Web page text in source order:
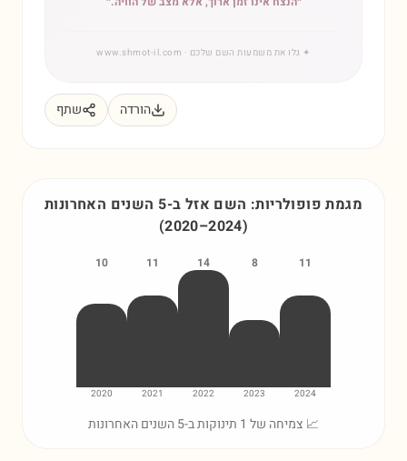
✦ גלו את משמעות השם שלכם · www.shmot-il.com
הורדה שתף
מגמת פופולריות: השם אזל ב-5 השנים האחרונות
(2020–2024)
11
2024
8
2023
14
2022
11
2021
10
2020
📈 צמיחה של 1 תינוקות ב-5 השנים האחרונות